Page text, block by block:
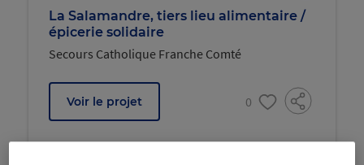
La Salamandre, tiers lieu alimentaire /
épicerie solidaire
Secours Catholique Franche Comté
Voir le projet 0